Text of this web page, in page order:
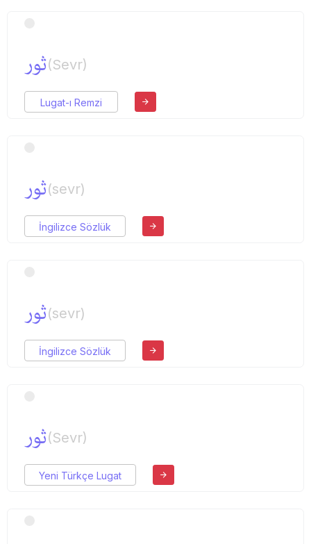
ثور(Sevr)
Lugat-ı Remzi
ثور(sevr)
İngilizce Sözlük
ثور(sevr)
İngilizce Sözlük
ثور(Sevr)
Yeni Türkçe Lugat